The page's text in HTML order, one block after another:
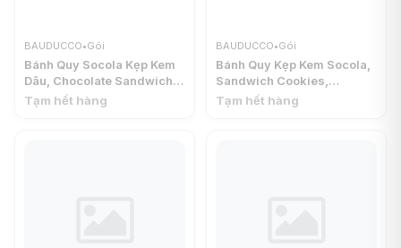
BAUDUCCO•Gói
Bánh Quy Socola Kẹp Kem
Dâu, Chocolate Sandwich
Cookies, Strawberry Flavor
Tạm hết hàng
BAUDUCCO•Gói
Bánh Quy Kẹp Kem Socola,
Sandwich Cookies,
Chocolate Flavor (125g) -
Tạm hết hàng